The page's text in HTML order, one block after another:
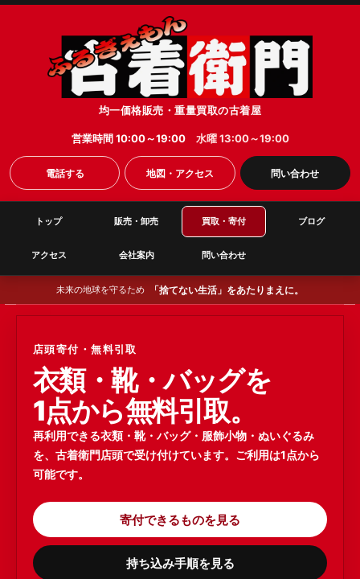
均一価格販売・重量買取の古着屋
営業時間 10:00～19:00 水曜 13:00～19:00
電話する 地図・アクセス 問い合わせ
トップ 販売・卸売 買取・寄付 ブログ
アクセス 会社案内 問い合わせ
未来の地球を守るため 「捨てない生活」をあたりまえに。
店頭寄付・無料引取
衣類・靴・バッグを
1点から無料引取。
再利用できる衣類・靴・バッグ・服飾小物・ぬいぐるみ
を、古着衛門店頭で受け付けています。ご利用は1点から
可能です。
寄付できるものを見る
持ち込み手順を見る